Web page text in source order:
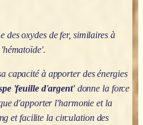
des oxydes de fer, similaires à
capacité à apporter des énergies
'feuille d'argent' donne la force
d'apporter l'harmonie et la
et facilite la circulation des